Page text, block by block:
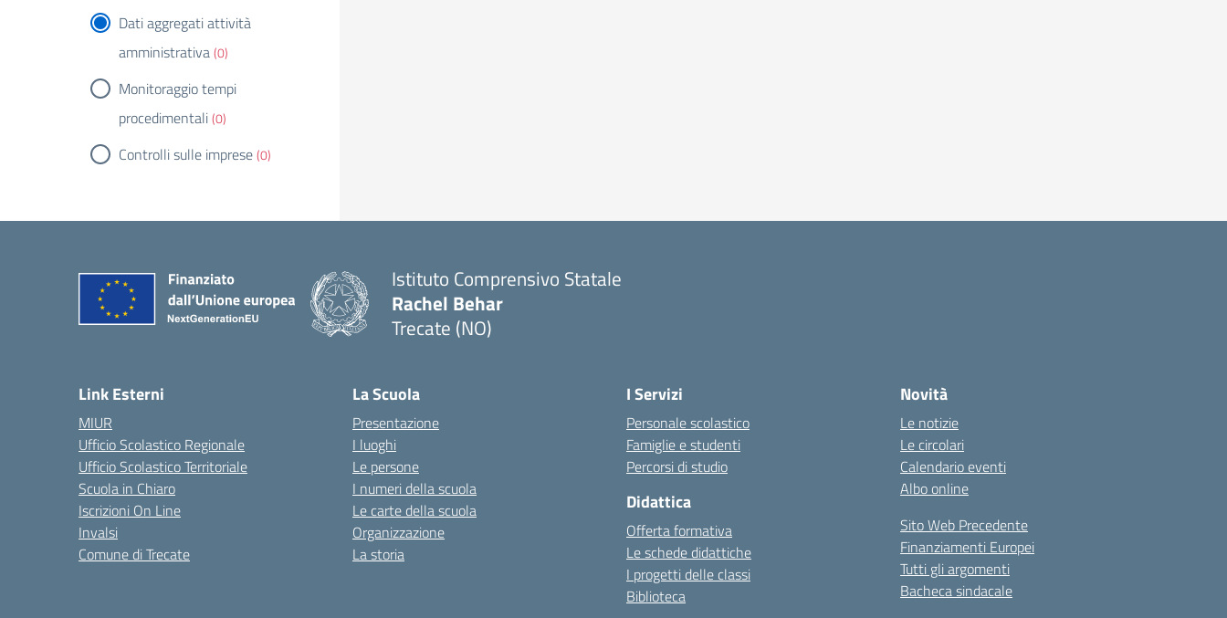
Dati aggregati attività
amministrativa(0)
Monitoraggio tempi
procedimentali(0)
Controlli sulle imprese(0)
Istituto Comprensivo Statale
Rachel Behar
Trecate (NO)
Link Esterni
MIUR
Ufficio Scolastico Regionale
Ufficio Scolastico Territoriale
Scuola in Chiaro
Iscrizioni On Line
Invalsi
Comune di Trecate
La Scuola
Presentazione
I luoghi
Le persone
I numeri della scuola
Le carte della scuola
Organizzazione
La storia
I Servizi
Personale scolastico
Famiglie e studenti
Percorsi di studio
Didattica
Offerta formativa
Le schede didattiche
I progetti delle classi
Biblioteca
Novità
Le notizie
Le circolari
Calendario eventi
Albo online
Sito Web Precedente
Finanziamenti Europei
Tutti gli argomenti
Bacheca sindacale